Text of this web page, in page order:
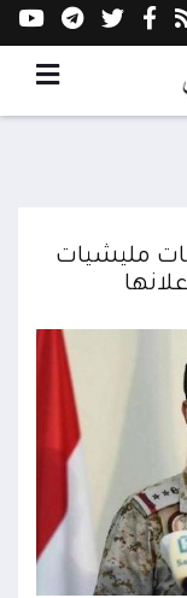
مليشيات